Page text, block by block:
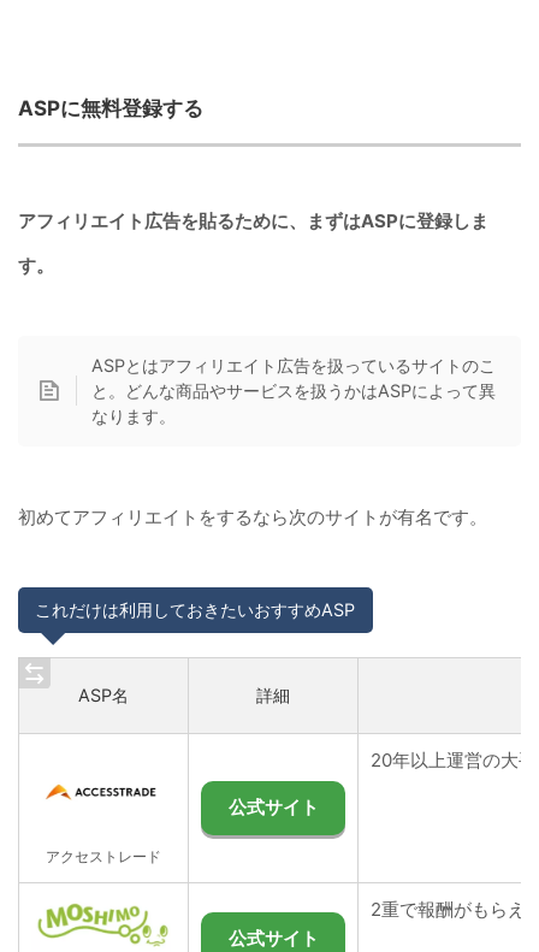
ASPに無料登録する
アフィリエイト広告を貼るために、まずはASPに登録しま
す。
ASPとはアフィリエイト広告を扱っているサイトのこ
と。どんな商品やサービスを扱うかはASPによって異
なります。
初めてアフィリエイトをするなら次のサイトが有名です。
これだけは利用しておきたいおすすめASP
ASP名 詳細
アクセストレード
公式サイト
20年以上運営の大手
公式サイト
2重で報酬がもらえ